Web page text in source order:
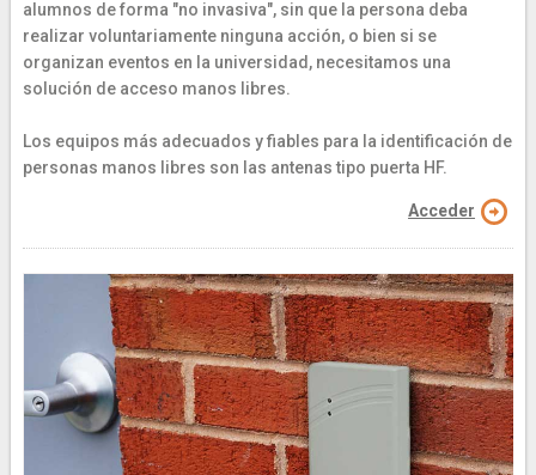
alumnos de forma "no invasiva", sin que la persona deba
realizar voluntariamente ninguna acción, o bien si se
organizan eventos en la universidad, necesitamos una
solución de acceso manos libres.
Los equipos más adecuados y fiables para la identificación de
personas manos libres son las antenas tipo puerta HF.
Acceder